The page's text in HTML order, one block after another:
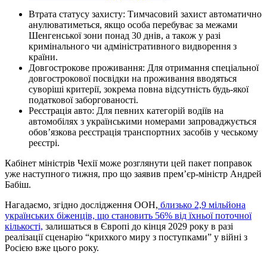
Втрата статусу захисту: Тимчасовий захист автоматично
анулюватиметься, якщо особа перебуває за межами
Шенгенської зони понад 30 днів, а також у разі
кримінального чи адміністративного видворення з
країни.
Довгострокове проживання: Для отримання спеціальної
довгострокової посвідки на проживання вводяться
суворіші критерії, зокрема повна відсутність будь-якої
податкової заборгованості.
Реєстрація авто: Для певних категорій водіїв на
автомобілях з українськими номерами запроваджується
обов’язкова реєстрація транспортних засобів у чеському
реєстрі.
Кабінет міністрів Чехії може розглянути цей пакет поправок
уже наступного тижня, про що заявив прем’єр-міністр Андрей
Бабіш.
Нагадаємо, згідно дослідження ООН, близько 2,9 мільйона
українських біженців, що становить 56% від їхньої поточної
кількості, залишаться в Європі до кінця 2029 року в разі
реалізації сценарію “крихкого миру з поступками” у війні з
Росією вже цього року.